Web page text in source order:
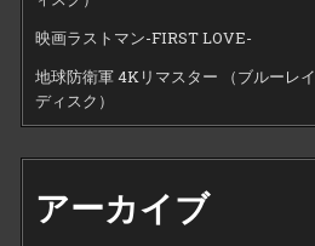
映画ラストマン-FIRST LOVE-
地球防衛軍 4Kリマスター （ブルーレイ
ディスク）
アーカイブ